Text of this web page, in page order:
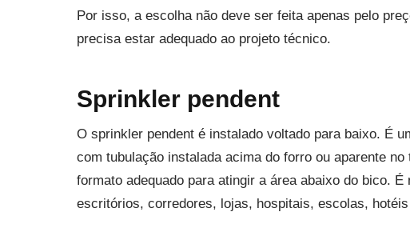
Por isso, a escolha não deve ser feita apenas pelo
precisa estar adequado ao projeto técnico.
Sprinkler pendent
O sprinkler pendent é instalado voltado para baixo. É
com tubulação instalada acima do forro ou aparente
formato adequado para atingir a área abaixo do bico.
escritórios, corredores, lojas, hospitais, escolas,